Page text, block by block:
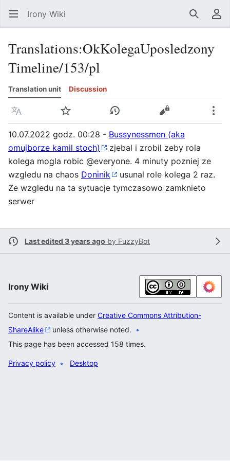
Irony Wiki Search
Translations:OkKolegaUposledzony
Timeline/153/pl
Translation unit Discussion
Language Watch View historyView source
10.07.2022 godz. 00:28 - Bussynessmen (aka
omujborze kamil stoch)
zjebal i zrobil zeby rola
kolega mogla robic @everyone. 4 minuty pozniej ze
wzgledu na chaos Doninik
usunal role kolega 2 raz.
Ze wzgledu na ta sytuacje tymczasowo zamknieto
serwer
Last edited 3 years ago by FuzzyBot
Irony Wiki
Content is available under Creative Commons Attribution-
ShareAlike
unless otherwise noted.
This page has been accessed 158 times.
Privacy policy Desktop